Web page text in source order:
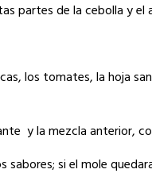
partes de la cebolla y el
los tomates, la hoja
y la mezcla anterior,
si el mole